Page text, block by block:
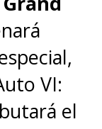
trajo el
4",
VI:
el